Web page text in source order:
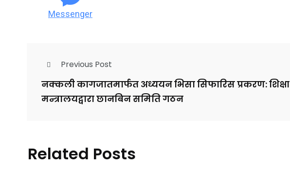
Messenger
Previous Post
नक्कली कागजातमार्फत अध्ययन भिसा सिफारिस प्रकरण: शिक्षा
मन्त्रालयद्वारा छानबिन समिति गठन
Related Posts